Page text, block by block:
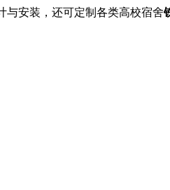
与安装，还可定制各类高校宿舍